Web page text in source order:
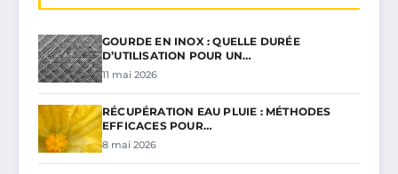
GOURDE EN INOX : QUELLE DURÉE
D’UTILISATION POUR UN…
11 mai 2026
RÉCUPÉRATION EAU PLUIE : MÉTHODES
EFFICACES POUR…
8 mai 2026